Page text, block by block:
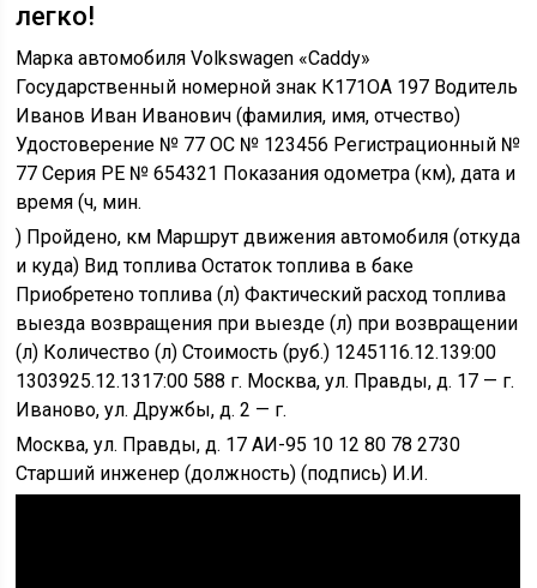
легко!
Марка автомобиля Volkswagen «Caddy»
Государственный номерной знак К171ОА 197 Водитель
Иванов Иван Иванович (фамилия, имя, отчество)
Удостоверение № 77 ОС № 123456 Регистрационный №
77 Серия РЕ № 654321 Показания одометра (км), дата и
время (ч, мин.
) Пройдено, км Маршрут движения автомобиля (откуда
и куда) Вид топлива Остаток топлива в баке
Приобретено топлива (л) Фактический расход топлива
выезда возвращения при выезде (л) при возвращении
(л) Количество (л) Стоимость (руб.) 1245116.12.139:00
1303925.12.1317:00 588 г. Москва, ул. Правды, д. 17 — г.
Иваново, ул. Дружбы, д. 2 — г.
Москва, ул. Правды, д. 17 АИ-95 10 12 80 78 2730
Старший инженер (должность) (подпись) И.И.